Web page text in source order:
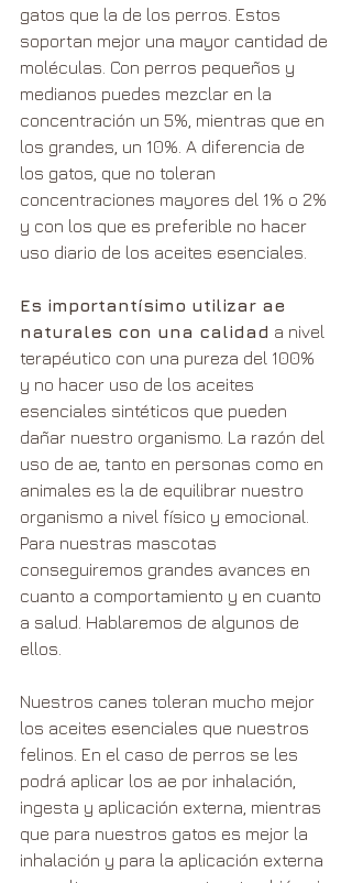
gatos que la de los perros. Estos
soportan mejor una mayor cantidad de
moléculas. Con perros pequeños y
medianos puedes mezclar en la
concentración un 5%, mientras que en
los grandes, un 10%. A diferencia de
los gatos, que no toleran
concentraciones mayores del 1% o 2%
y con los que es preferible no hacer
uso diario de los aceites esenciales.
Es importantísimo utilizar ae
naturales con una calidad a nivel
terapéutico con una pureza del 100%
y no hacer uso de los aceites
esenciales sintéticos que pueden
dañar nuestro organismo. La razón del
uso de ae, tanto en personas como en
animales es la de equilibrar nuestro
organismo a nivel físico y emocional.
Para nuestras mascotas
conseguiremos grandes avances en
cuanto a comportamiento y en cuanto
a salud. Hablaremos de algunos de
ellos.
Nuestros canes toleran mucho mejor
los aceites esenciales que nuestros
felinos. En el caso de perros se les
podrá aplicar los ae por inhalación,
ingesta y aplicación externa, mientras
que para nuestros gatos es mejor la
inhalación y para la aplicación externa